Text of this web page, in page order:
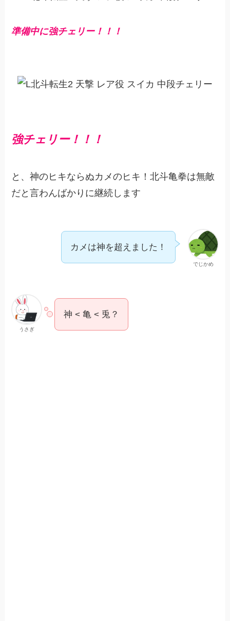
準備中に強チェリー！！！
強チェリー！！！
と、神のヒキならぬカメのヒキ！北斗亀拳は無敵
だと言わんばかりに継続します
でじかめ
カメは神を超えました！
うさぎ
神 < 亀 < 兎？